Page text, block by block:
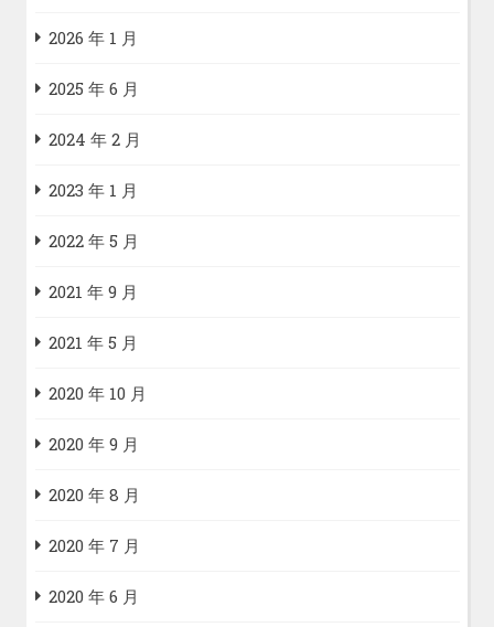
2026 年 1 月
2025 年 6 月
2024 年 2 月
2023 年 1 月
2022 年 5 月
2021 年 9 月
2021 年 5 月
2020 年 10 月
2020 年 9 月
2020 年 8 月
2020 年 7 月
2020 年 6 月